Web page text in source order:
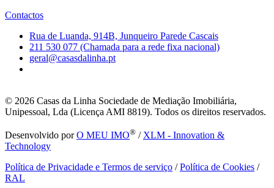
Contactos
Rua de Luanda, 914B, Junqueiro Parede Cascais
211 530 077 (Chamada para a rede fixa nacional)
geral@casasdalinha.pt
© 2026 Casas da Linha Sociedade de Mediação Imobiliária,
Unipessoal, Lda (Licença AMI 8819). Todos os direitos reservados.
Desenvolvido porO MEU IMO® / XLM - Innovation &
Technology
Política de Privacidade e Termos de serviço /Política de Cookies /
RAL